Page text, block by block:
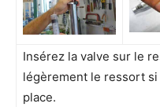
Insérez la valve sur le
légèrement le ressort
place.